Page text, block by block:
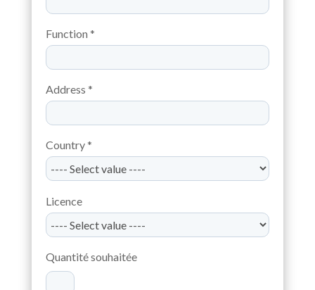
Function *
Address *
Country *
Licence
Quantité souhaitée